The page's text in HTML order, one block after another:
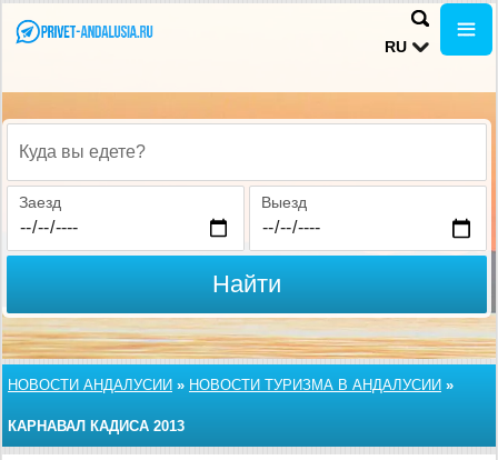
RU
Куда вы едете?
Заезд Выезд
Найти
НОВОСТИ АНДАЛУСИИ » НОВОСТИ ТУРИЗМА В АНДАЛУСИИ »
КАРНАВАЛ КАДИСА 2013